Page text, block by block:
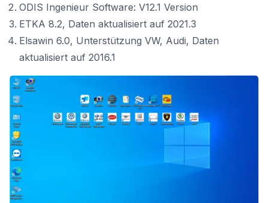
ODIS Ingenieur Software: V12.1 Version
ETKA 8.2, Daten aktualisiert auf 2021.3
Elsawin 6.0, Unterstützung VW, Audi, Daten
aktualisiert auf 2016.1